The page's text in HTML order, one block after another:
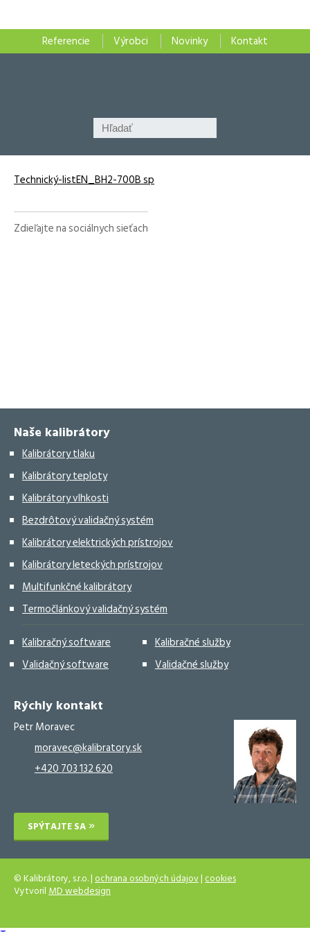
Referencie Výrobci Novinky Kontakt
Technický-listEN_BH2-700B sp
Zdieľajte na sociálnych sieťach
Naše kalibrátory
Kalibrátory tlaku
Kalibrátory teploty
Kalibrátory vlhkosti
Bezdrôtový validačný systém
Kalibrátory elektrických prístrojov
Kalibrátory leteckých prístrojov
Multifunkčné kalibrátory
Termočlánkový validačný systém
Kalibračný software
Kalibračné služby
Validačný software
Validačné služby
Rýchly kontakt
Petr Moravec
moravec@kalibratory.sk
+420 703 132 620
SPÝTAJTE SA
© Kalibrátory, s.r.o. |ochrana osobných údajov|cookies
VytvorilMD webdesign